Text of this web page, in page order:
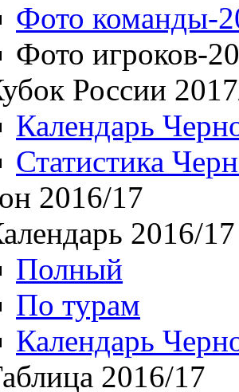
Фото команды-
Фото игроков-
России
Календарь
Статистика
2016/17
2016/17
Полный
По турам
Календарь
2016/17